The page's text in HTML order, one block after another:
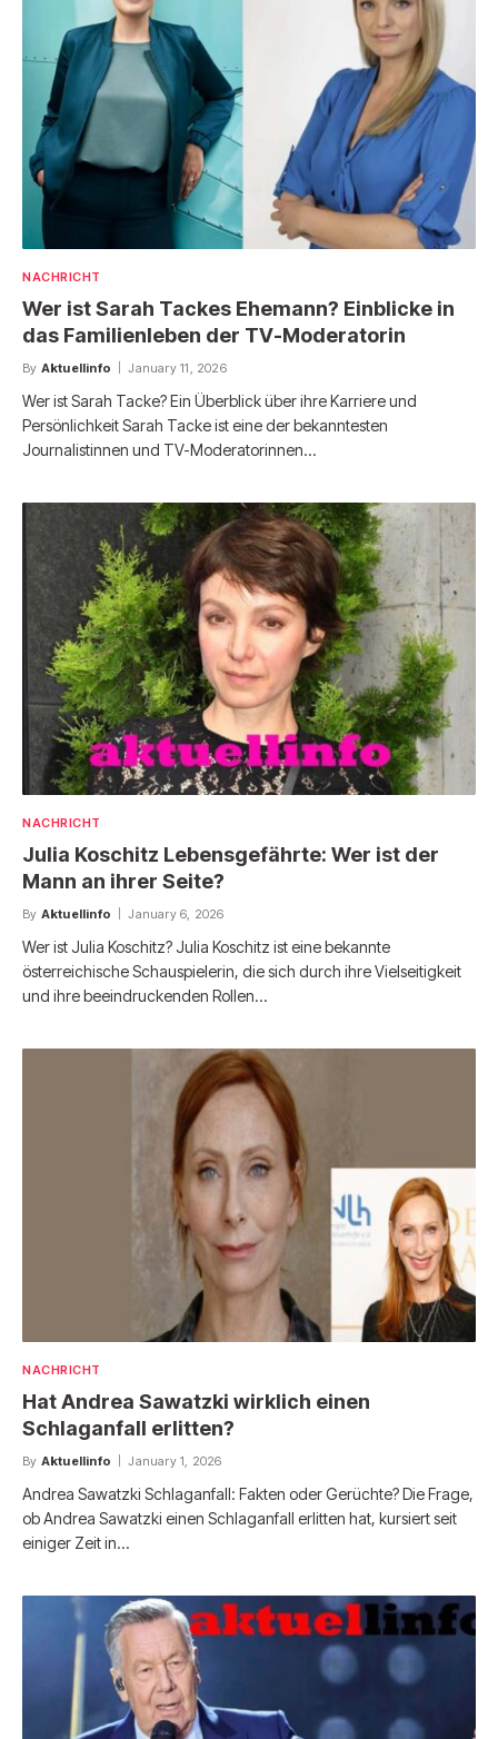
NACHRICHT
Wer ist Sarah Tackes Ehemann? Einblicke in
das Familienleben der TV-Moderatorin
By Aktuellinfo January 11, 2026
Wer ist Sarah Tacke? Ein Überblick über ihre Karriere und
Persönlichkeit Sarah Tacke ist eine der bekanntesten
Journalistinnen und TV-Moderatorinnen…
NACHRICHT
Julia Koschitz Lebensgefährte: Wer ist der
Mann an ihrer Seite?
By Aktuellinfo January 6, 2026
Wer ist Julia Koschitz? Julia Koschitz ist eine bekannte
österreichische Schauspielerin, die sich durch ihre Vielseitigkeit
und ihre beeindruckenden Rollen…
NACHRICHT
Hat Andrea Sawatzki wirklich einen
Schlaganfall erlitten?
By Aktuellinfo January 1, 2026
Andrea Sawatzki Schlaganfall: Fakten oder Gerüchte? Die Frage,
ob Andrea Sawatzki einen Schlaganfall erlitten hat, kursiert seit
einiger Zeit in…